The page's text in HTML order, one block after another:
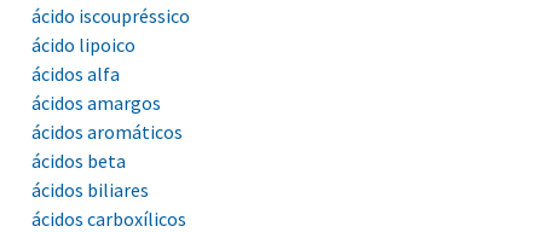
ácido iscoupréssico
ácido lipoico
ácidos alfa
ácidos amargos
ácidos aromáticos
ácidos beta
ácidos biliares
ácidos carboxílicos